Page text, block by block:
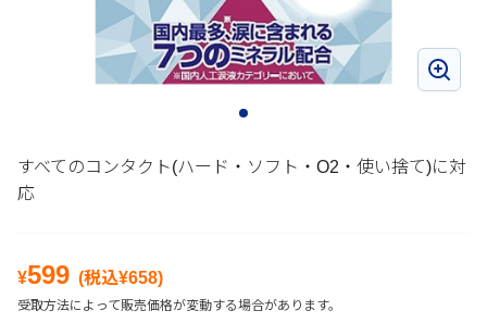
すべてのコンタクト(ハード・ソフト・O2・使い捨て)に対
応
¥599 (税込¥658)
受取方法によって販売価格が変動する場合があります。